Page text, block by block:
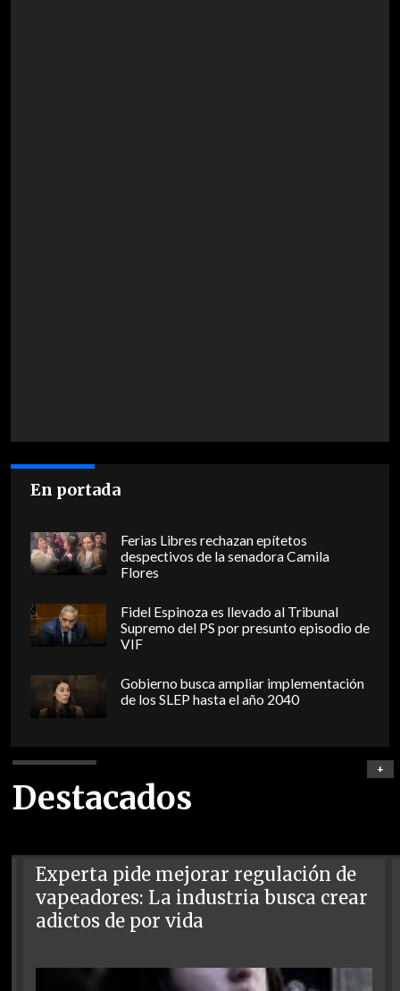
En portada
Ferias Libres rechazan epítetos
despectivos de la senadora Camila
Flores
Fidel Espinoza es llevado al Tribunal
Supremo del PS por presunto episodio de
VIF
Gobierno busca ampliar implementación
de los SLEP hasta el año 2040
Destacados
+
Experta pide mejorar regulación de
vapeadores: La industria busca crear
adictos de por vida